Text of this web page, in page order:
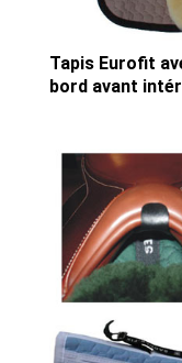
Tapis Eurofit
bord avant